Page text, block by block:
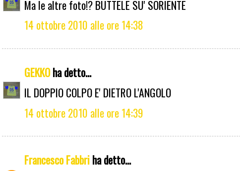
Ma le altre foto!? BUTTELE SU' SORIENTE
14 ottobre 2010 alle ore 14:38
GEKKOha detto...
IL DOPPIO COLPO E' DIETRO L'ANGOLO
14 ottobre 2010 alle ore 14:39
Francesco Fabbriha detto...